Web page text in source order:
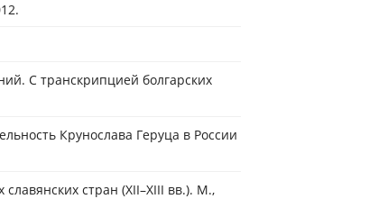
С транскрипцией болгарских
Крунослава Геруца в России
стран (XII–XIII вв.). М.,